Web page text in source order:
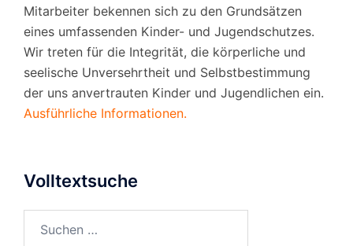
Mitarbeiter bekennen sich zu den Grundsätzen
eines umfassenden Kinder- und Jugendschutzes.
Wir treten für die Integrität, die körperliche und
seelische Unversehrtheit und Selbstbestimmung
der uns anvertrauten Kinder und Jugendlichen ein.
Ausführliche Informationen.
Volltextsuche